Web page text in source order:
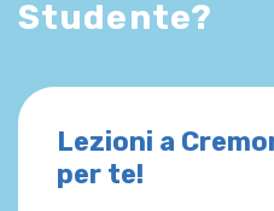
Studente?
Lezioni a
per te!